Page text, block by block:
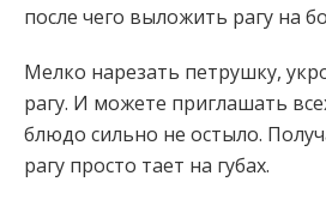
после чего выложить рагу на
Мелко нарезать петрушку,
рагу. И можете приглашать
блюдо сильно не остыло.
рагу просто тает на губах.